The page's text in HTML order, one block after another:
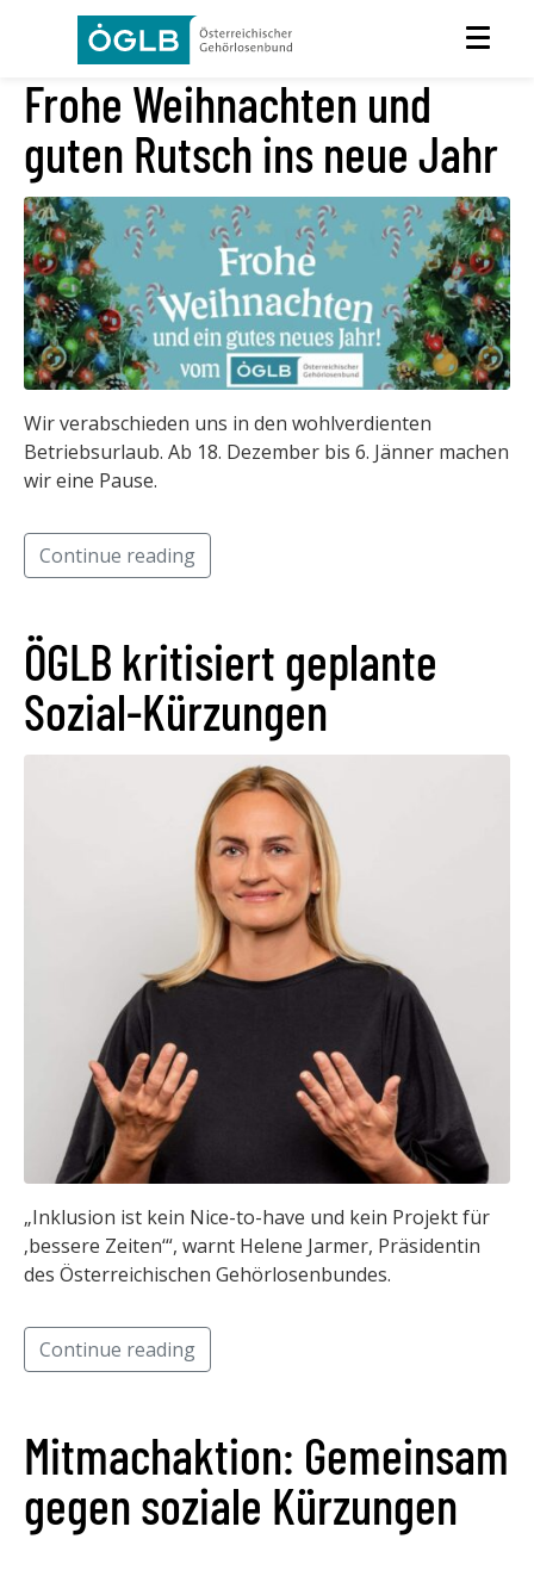
Frohe Weihnachten und
guten Rutsch ins neue Jahr
Wir verabschieden uns in den wohlverdienten
Betriebsurlaub. Ab 18. Dezember bis 6. Jänner machen
wir eine Pause.
Continue reading
ÖGLB kritisiert geplante
Sozial-Kürzungen
„Inklusion ist kein Nice-to-have und kein Projekt für
‚bessere Zeiten‘“, warnt Helene Jarmer, Präsidentin
des Österreichischen Gehörlosenbundes.
Continue reading
Mitmachaktion: Gemeinsam
gegen soziale Kürzungen